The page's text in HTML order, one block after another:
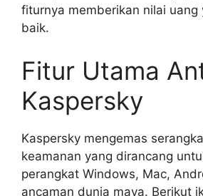
fiturnya memberikan nilai uang
baik.
Fitur Utama
Kaspersky
Kaspersky mengemas
keamanan yang dirancang
perangkat Windows, Mac,
ancaman dunia maya. Berikut